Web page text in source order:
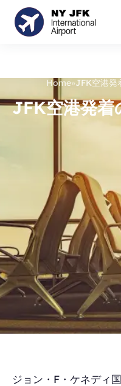
Home»JFK空港発
JFK空港発着
ジョン・F・ケネディ